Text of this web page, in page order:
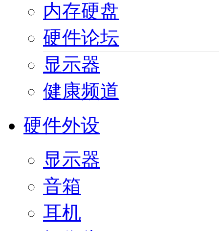
内存硬盘
硬件论坛
显示器
健康频道
硬件外设
显示器
音箱
耳机